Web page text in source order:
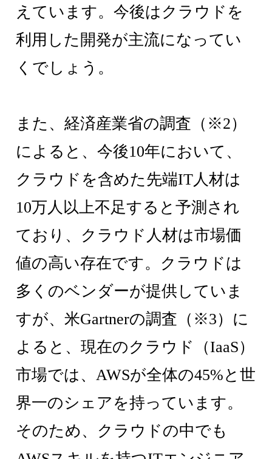
えています。今後はクラウドを
利用した開発が主流になってい
くでしょう。
また、経済産業省の調査（※2）
によると、今後10年において、
クラウドを含めた先端IT人材は
10万人以上不足すると予測され
ており、クラウド人材は市場価
値の高い存在です。クラウドは
多くのベンダーが提供していま
すが、米Gartnerの調査（※3）に
よると、現在のクラウド（IaaS）
市場では、AWSが全体の45%と世
界一のシェアを持っています。
そのため、クラウドの中でも